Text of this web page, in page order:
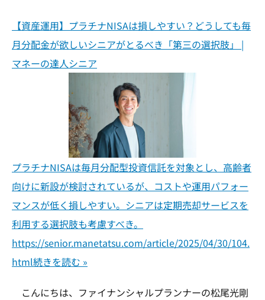
【資産運用】プラチナNISAは損しやすい？どうしても毎
月分配金が欲しいシニアがとるべき「第三の選択肢」 |
マネーの達人シニア
プラチナNISAは毎月分配型投資信託を対象とし、高齢者
向けに新設が検討されているが、コストや運用パフォー
マンスが低く損しやすい。シニアは定期売却サービスを
利用する選択肢も考慮すべき。
https://senior.manetatsu.com/article/2025/04/30/104.
html続きを読む »
こんにちは、ファイナンシャルプランナーの松尾光剛